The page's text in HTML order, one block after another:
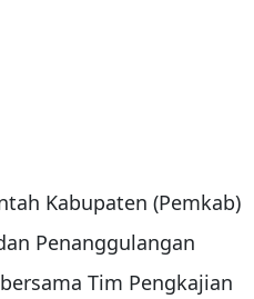
Kabupaten (Pemkab)
Penanggulangan
Tim Pengkajian